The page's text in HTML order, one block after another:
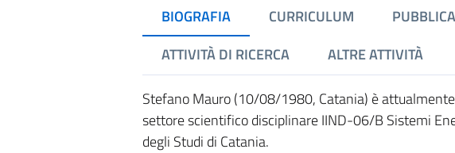
BIOGRAFIA CURRICULUM
ATTIVITÀ DI RICERCA
ALTRE ATTIVITÀ
Stefano Mauro (10/08/1980, Catania) è
settore scientifico disciplinare IIND-06/B Sistemi
degli Studi di Catania.